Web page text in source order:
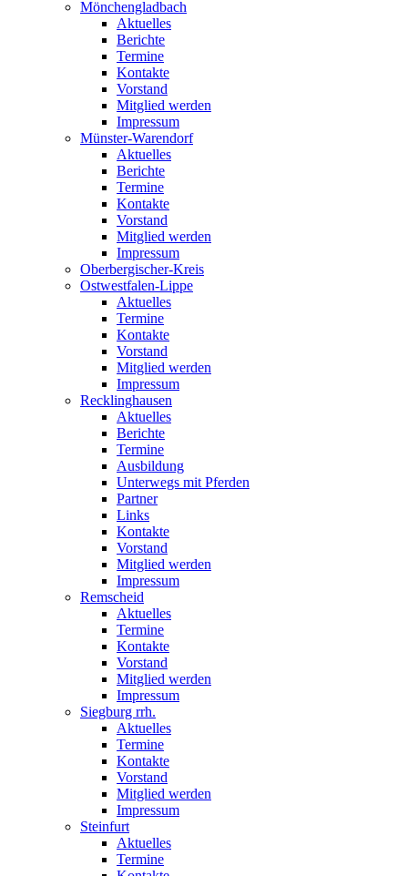
Mönchengladbach
Aktuelles
Berichte
Termine
Kontakte
Vorstand
Mitglied werden
Impressum
Münster-Warendorf
Aktuelles
Berichte
Termine
Kontakte
Vorstand
Mitglied werden
Impressum
Oberbergischer-Kreis
Ostwestfalen-Lippe
Aktuelles
Termine
Kontakte
Vorstand
Mitglied werden
Impressum
Recklinghausen
Aktuelles
Berichte
Termine
Ausbildung
Unterwegs mit Pferden
Partner
Links
Kontakte
Vorstand
Mitglied werden
Impressum
Remscheid
Aktuelles
Termine
Kontakte
Vorstand
Mitglied werden
Impressum
Siegburg rrh.
Aktuelles
Termine
Kontakte
Vorstand
Mitglied werden
Impressum
Steinfurt
Aktuelles
Termine